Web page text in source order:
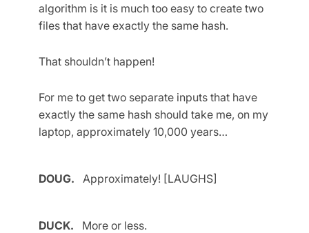
algorithm is it is much too easy to create two
files that have exactly the same hash.
That shouldn’t happen!
For me to get two separate inputs that have
exactly the same hash should take me, on my
laptop, approximately 10,000 years…
DOUG. Approximately! [LAUGHS]
DUCK. More or less.